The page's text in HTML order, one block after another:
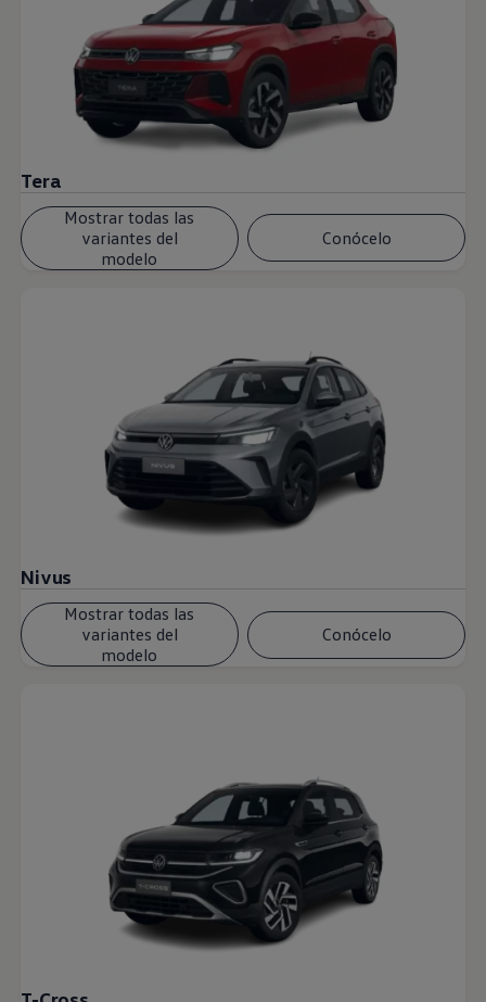
Tera
Mostrar todas las
variantes del
modelo
Conócelo
Nivus
Mostrar todas las
variantes del
modelo
Conócelo